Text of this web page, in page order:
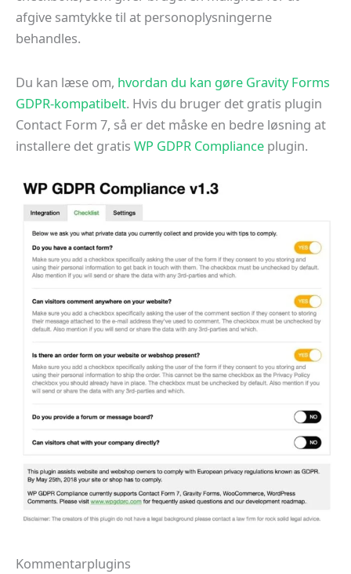
afgive samtykke til at personoplysningerne
behandles.
Du kan læse om, hvordan du kan gøre Gravity Forms
GDPR-kompatibelt. Hvis du bruger det gratis plugin
Contact Form 7, så er det måske en bedre løsning at
installere det gratis WP GDPR Compliance plugin.
Kommentarplugins